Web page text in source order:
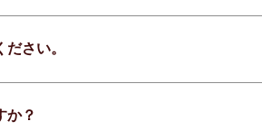
さい。
か？